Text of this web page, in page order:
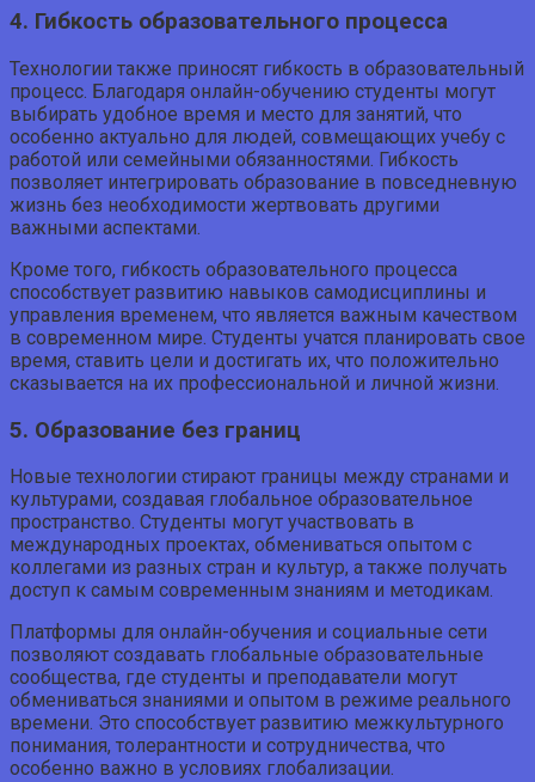
4. Гибкость образовательного процесса
Технологии также приносят гибкость в образовательный
процесс. Благодаря онлайн-обучению студенты могут
выбирать удобное время и место для занятий, что
особенно актуально для людей, совмещающих учебу с
работой или семейными обязанностями. Гибкость
позволяет интегрировать образование в повседневную
жизнь без необходимости жертвовать другими
важными аспектами.
Кроме того, гибкость образовательного процесса
способствует развитию навыков самодисциплины и
управления временем, что является важным качеством
в современном мире. Студенты учатся планировать свое
время, ставить цели и достигать их, что положительно
сказывается на их профессиональной и личной жизни.
5. Образование без границ
Новые технологии стирают границы между странами и
культурами, создавая глобальное образовательное
пространство. Студенты могут участвовать в
международных проектах, обмениваться опытом с
коллегами из разных стран и культур, а также получать
доступ к самым современным знаниям и методикам.
Платформы для онлайн-обучения и социальные сети
позволяют создавать глобальные образовательные
сообщества, где студенты и преподаватели могут
обмениваться знаниями и опытом в режиме реального
времени. Это способствует развитию межкультурного
понимания, толерантности и сотрудничества, что
особенно важно в условиях глобализации.